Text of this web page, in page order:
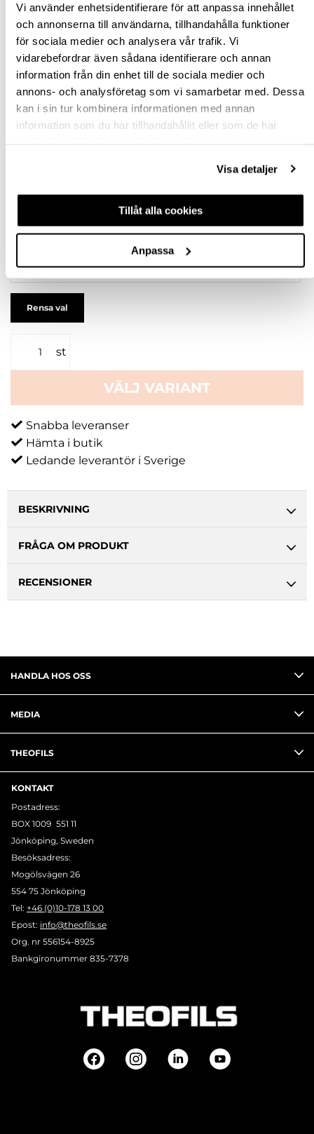
Vi använder enhetsidentifierare för att anpassa innehållet
och annonserna till användarna, tillhandahålla funktioner
för sociala medier och analysera vår trafik. Vi
vidarebefordrar även sådana identifierare och annan
information från din enhet till de sociala medier och
annons- och analysföretag som vi samarbetar med. Dessa
kan i sin tur kombinera informationen med annan
information som du har tillhandahållit eller som de har
Visa detaljer
Tillåt alla cookies
Anpassa
6,0
3,5
5,0
FÖRPACKNINGSSTORLEK
INDUSTRIPACK
10 ST
Rensa val
st
VÄLJ VARIANT
Snabba leveranser
Hämta i butik
Ledande leverantör i Sverige
BESKRIVNING
FRÅGA OM PRODUKT
RECENSIONER
HANDLA HOS OSS
MEDIA
THEOFILS
KONTAKT
Postadress:
BOX 1009 551 11
Jönköping, Sweden
Besöksadress:
Mogölsvägen 26
554 75 Jönköping
Tel: +46 (0)10-178 13 00
Epost: info@theofils.se
Org. nr 556154-8925
Bankgironummer 835-7378